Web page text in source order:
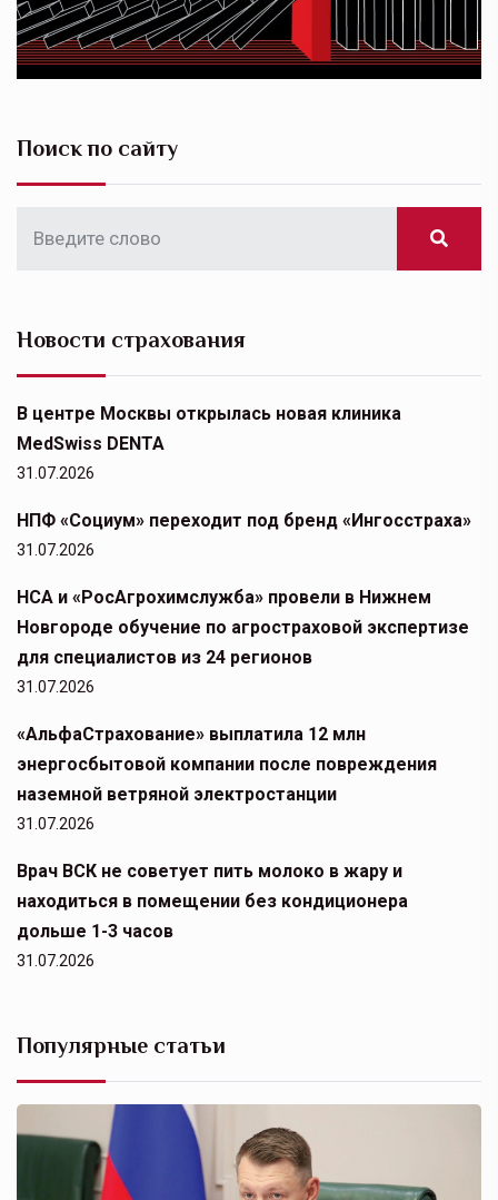
Поиск по сайту
Новости страхования
В центре Москвы открылась новая клиника
MedSwiss DENTA
31.07.2026
НПФ «Социум» переходит под бренд «Ингосстраха»
31.07.2026
НСА и «РосАгрохимслужба» провели в Нижнем
Новгороде обучение по агростраховой экспертизе
для специалистов из 24 регионов
31.07.2026
«АльфаСтрахование» выплатила 12 млн
энергосбытовой компании после повреждения
наземной ветряной электростанции
31.07.2026
Врач ВСК не советует пить молоко в жару и
находиться в помещении без кондиционера
дольше 1-3 часов
31.07.2026
Популярные статьи